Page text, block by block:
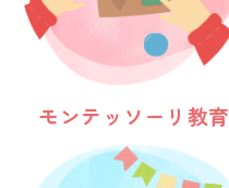
モンテッソーリ教育